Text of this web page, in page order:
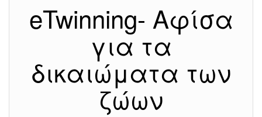
eTwinning- Αφίσα
για τα
δικαιώματα των
ζώων